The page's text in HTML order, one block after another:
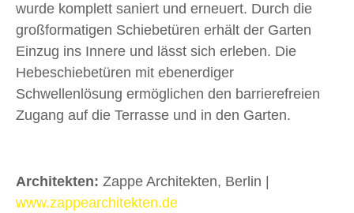
wurde komplett saniert und erneuert. Durch die
großformatigen Schiebetüren erhält der Garten
Einzug ins Innere und lässt sich erleben. Die
Hebeschiebetüren mit ebenerdiger
Schwellenlösung ermöglichen den barrierefreien
Zugang auf die Terrasse und in den Garten.
Architekten: Zappe Architekten, Berlin
www.zappearchitekten.de